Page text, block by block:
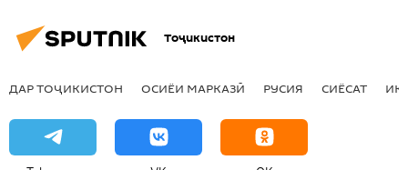
Тоҷикистон
ДАР ТОҶИКИСТОН ОСИЁИ МАРКАЗӢ РУСИЯ СИЁСАТ